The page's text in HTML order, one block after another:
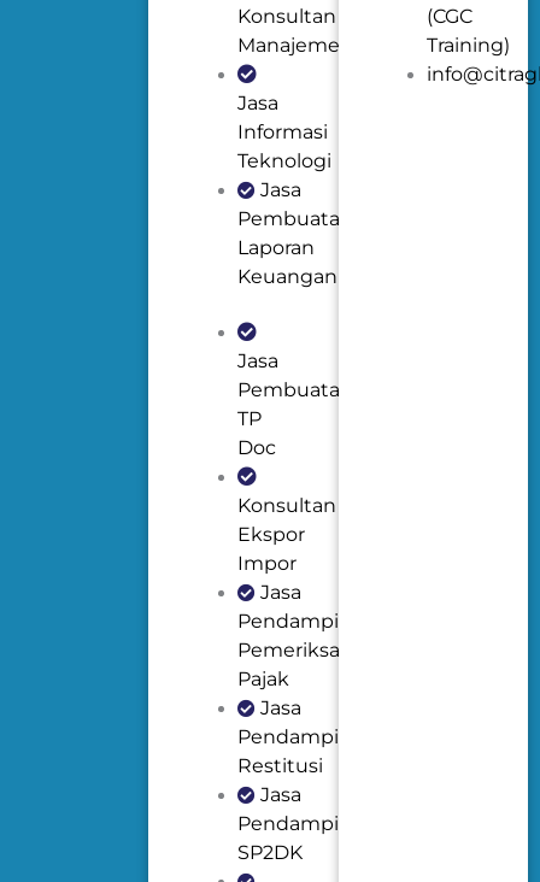
Konsultan
Manajemen
Jasa
Informasi
Teknologi
Jasa
Pembuatan
Laporan
Keuangan
Jasa
Pembuatan
TP
Doc
Konsultan
Ekspor
Impor
Jasa
Pendampingan
Pemeriksaan
Pajak
Jasa
Pendampingan
Restitusi
Jasa
Pendampingan
SP2DK
(CGC
Training)